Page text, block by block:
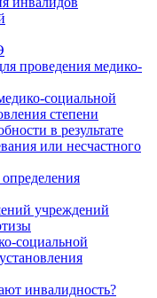
проведения медико-
социальной
степени
в результате
или несчастного
учреждений
социальной
инвалидность?